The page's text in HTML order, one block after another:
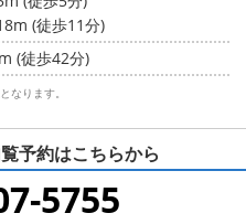
(徒歩11分)
(徒歩42分)
なります。
予約はこちらから
5755